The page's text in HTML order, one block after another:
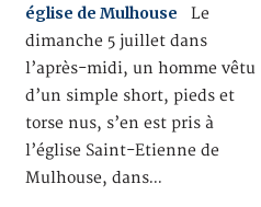
église de Mulhouse Le
dimanche 5 juillet dans
l’après-midi, un homme vêtu
d’un simple short, pieds et
torse nus, s’en est pris à
l’église Saint-Etienne de
Mulhouse, dans…